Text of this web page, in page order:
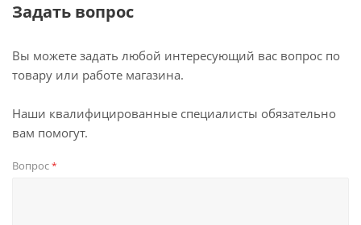
Задать вопрос
Вы можете задать любой интересующий вас вопрос по
товару или работе магазина.
Наши квалифицированные специалисты обязательно
вам помогут.
Вопрос*